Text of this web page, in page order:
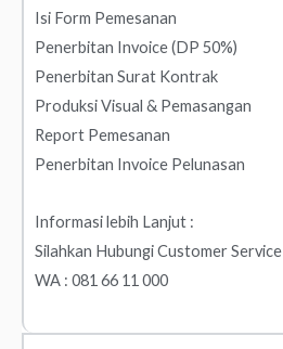
Isi Form Pemesanan
Penerbitan Invoice (DP 50%)
Penerbitan Surat Kontrak
Produksi Visual & Pemasangan
Report Pemesanan
Penerbitan Invoice Pelunasan
Informasi lebih Lanjut :
Silahkan Hubungi Customer Service
WA : 081 66 11 000